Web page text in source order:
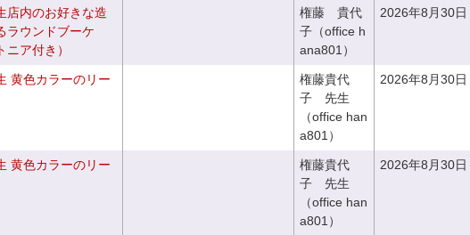
店内のお好きな造
ラウンドブーケ
ニア付き）
権藤 貴代
子（office h
ana801）
2026年8月30日
黄色カラーのリー
権藤貴代
子 先生
（office han
a801）
2026年8月30日
黄色カラーのリー
権藤貴代
子 先生
（office han
a801）
2026年8月30日